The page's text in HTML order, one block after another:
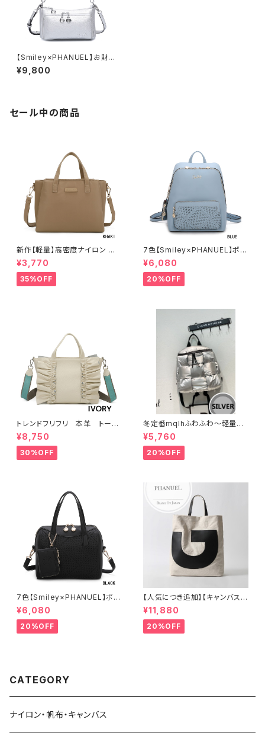
【Smiley×PHANUEL】お財布
ポシェット 2WAY 手提げ 肩が
け ショルダーバック インナバッ
¥9,800
セール中の商品
新作【軽量】高密度ナイロン 撥
水加工 三層式 トート 肩がけ シ
ョルダー 2WAY 出勤 A6206-2
¥3,770
35%OFF
7色【Smiley×PHANUEL】ポー
チ付 リュックサック リュックレデ
ィース カジュアル おしゃれ 通学
旅行 A8937-1
¥6,080
20%OFF
トレンドフリフリ 本革 トート
バッグ キャンバスショルダー
コラボー
¥8,750
30%OFF
冬定番mqlhふわふわ～軽量＆
撥水ナイロン ダウンバッグ 2wa
y リュック 60319-082
¥5,760
20%OFF
7色【Smiley×PHANUEL】ポー
チ付き、ボストンハンドバッグ シ
ョルダーバッグ 2WAY A8937-
3
¥6,080
20%OFF
【人気につき追加】【キャンバス×
牛革】A4 2way 肩がけ ショル
ダー 縦長トートバッグ レディー
ス 888389
¥11,880
20%OFF
CATEGORY
ナイロン・帆布・キャンバス